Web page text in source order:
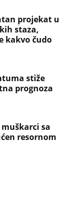
projekat u
staza,
kakvo čudo
stiže
prognoza
sa
resornom